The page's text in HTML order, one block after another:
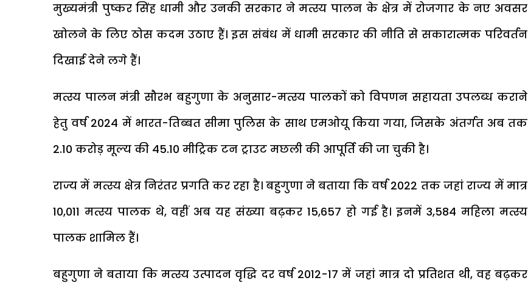
मुख्यमंत्री पुष्कर सिंह धामी और उनकी सरकार ने मत्स्य पालन के क्षेत्र में रोजगार के नए अवसर
खोलने के लिए ठोस कदम उठाए हैं। इस संबंध में धामी सरकार की नीति से सकारात्मक परिवर्तन
दिखाई देने लगे हैं।
मत्स्य पालन मंत्री सौरभ बहुगुणा के अनुसार-मत्स्य पालकों को विपणन सहायता उपलब्ध कराने
हेतु वर्ष 2024 में भारत-तिब्बत सीमा पुलिस के साथ एमओयू किया गया, जिसके अंतर्गत अब तक
₹2.10 करोड़ मूल्य की 45.10 मीट्रिक टन ट्राउट मछली की आपूर्ति की जा चुकी है।
राज्य में मत्स्य क्षेत्र निरंतर प्रगति कर रहा है। बहुगुणा ने बताया कि वर्ष 2022 तक जहां राज्य में मात्र
10,011 मत्स्य पालक थे, वहीं अब यह संख्या बढ़कर 15,657 हो गई है। इनमें 3,584 महिला मत्स्य
पालक शामिल हैं।
बहुगुणा ने बताया कि मत्स्य उत्पादन वृद्धि दर वर्ष 2012-17 में जहां मात्र दो प्रतिशत थी, वह बढ़कर